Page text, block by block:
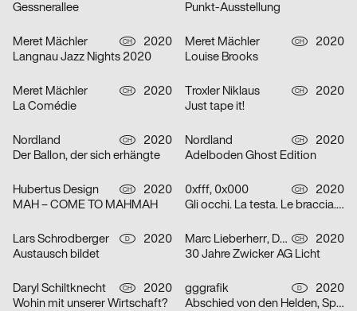
Gessnerallee
Punkt-Ausstellung
Meret Mächler CH
2020
Langnau Jazz Nights 2020
Meret Mächler CH
2020
Louise Brooks
Meret Mächler CH
2020
La Comédie
Troxler Niklaus CH
2020
Just tape it!
Nordland CH
2020
Der Ballon, der sich erhängte
Nordland CH
2020
Adelboden Ghost Edition
Hubertus Design CH
2020
MAH – COME TO MAHMAH
0xfff, 0x000 CH
2020
Gli occhi. La testa. Le braccia. Le mani. Il cuore. Grazie.
Lars Schrodberger D
2020
Austausch bildet
Marc Lieberherr, David Zwicker CH
2020
30 Jahre Zwicker AG Licht
Daryl Schiltknecht CH
2020
Wohin mit unserer Wirtschaft?
gggrafik D
2020
Abschied von den Helden, Spielzeit 19/20